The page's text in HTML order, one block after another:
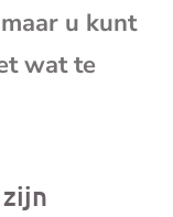
u kunt
wat te